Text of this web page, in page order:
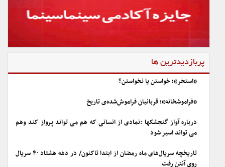
پربازدیدترین ها
«استخر»؛ خواستن یا نخواستن؟
«فراموشخانه»؛ قربانیان فراموش‌شده‌ی تاریخ
درباره آواز گنجشکها :نمادی از انسانی که هم می تواند پرواز کند وهم
می تواند اسیر شود
تاریخچه سریال‌های ماه رمضان از ابتدا تاکنون/ در دهه هشتاد ۴۰ سریال
روی آنتن رفت